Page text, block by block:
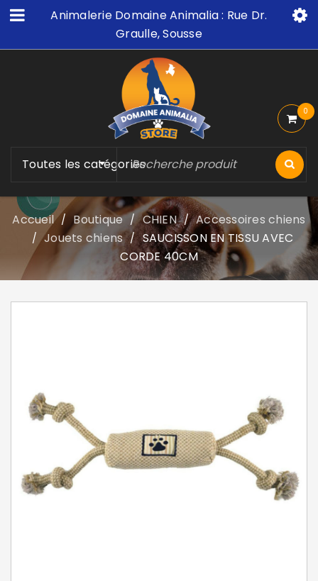
Animalerie Domaine Animalia : Rue Dr.
Graulle, Sousse
Toutes les catégories
0
Accueil / Boutique / CHIEN / Accessoires chiens
/ Jouets chiens / SAUCISSON EN TISSU AVEC
CORDE 40CM